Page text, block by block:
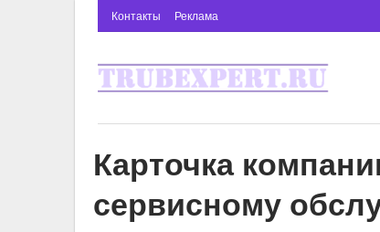
Контакты Реклама
Карточка
сервисному